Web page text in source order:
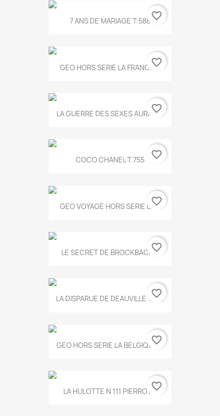
7 ANS DE MARIAGE T.588 favorite_border
GEO HORS SERIE LA FRANCE...
favorite_border
LA GUERRE DES SEXES AURA T...
favorite_border
COCO CHANEL T.755 favorite_border
GEO VOYAGE HORS SERIE LA...
favorite_border
LE SECRET DE BROCKBACK...
favorite_border
LA DISPARUE DE DEAUVILLE T.551
favorite_border
GEO HORS SERIE LA BELGIQUE...
favorite_border
LA HULOTTE N 111 PIERROT...favorite_border